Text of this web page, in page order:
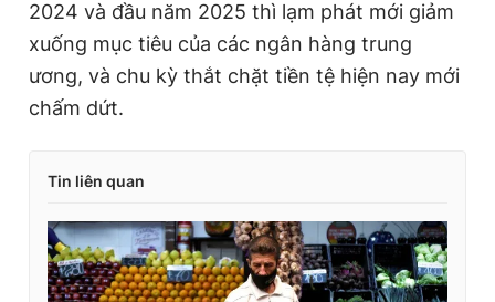
2024 và đầu năm 2025 thì lạm phát mới giảm
xuống mục tiêu của các ngân hàng trung
ương, và chu kỳ thắt chặt tiền tệ hiện nay mới
chấm dứt.
Tin liên quan